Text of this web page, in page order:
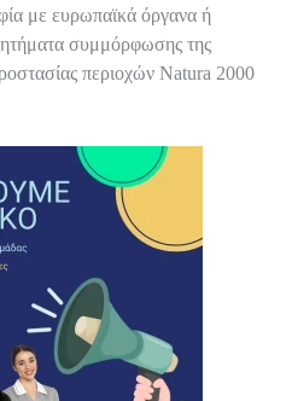
με ευρωπαϊκά όργανα ή
συμμόρφωσης της
περιοχών Natura 2000